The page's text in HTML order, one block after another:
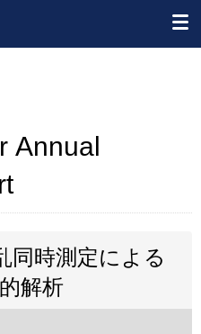
Annual
同時測定による
解析